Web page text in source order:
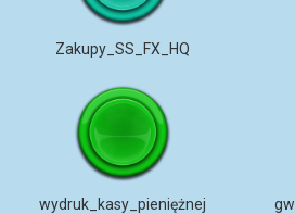
Zakupy_SS_FX_HQ
wydruk_kasy_pieniężnej